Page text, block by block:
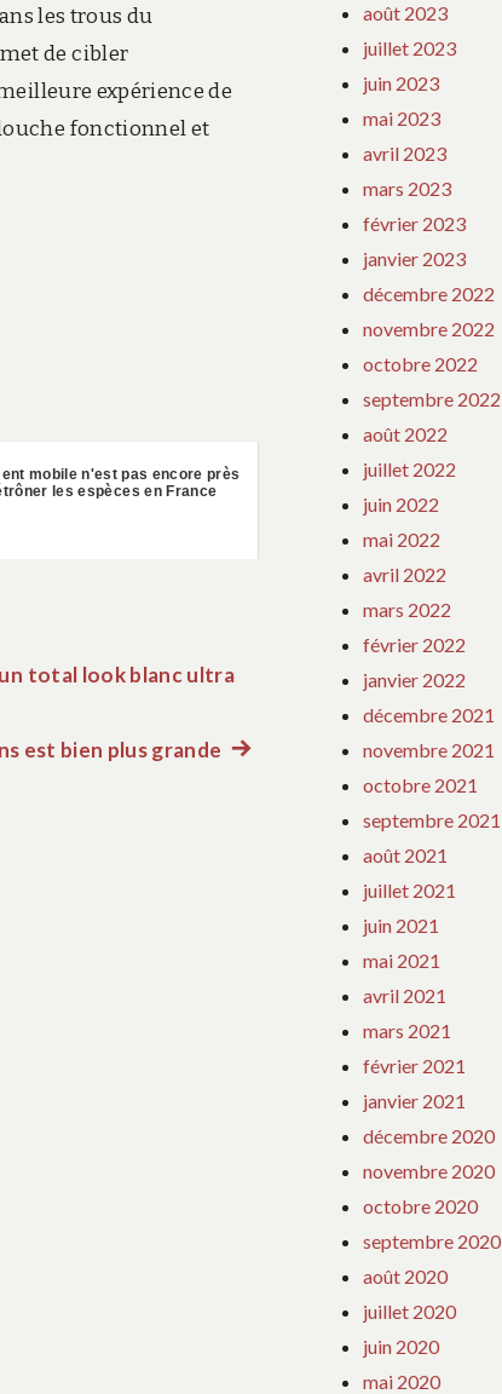
les trous du
de cibler
expérience de
fonctionnel et
mobile n'est pas encore près
les espèces en France
un total look blanc ultra
est bien plus grande Article
août 2023
juillet 2023
juin 2023
mai 2023
avril 2023
mars 2023
février 2023
janvier 2023
décembre 2022
novembre 2022
octobre 2022
septembre 2022
août 2022
juillet 2022
juin 2022
mai 2022
avril 2022
mars 2022
février 2022
janvier 2022
décembre 2021
novembre 2021
octobre 2021
septembre 2021
août 2021
juillet 2021
juin 2021
mai 2021
avril 2021
mars 2021
février 2021
janvier 2021
décembre 2020
novembre 2020
octobre 2020
septembre 2020
août 2020
juillet 2020
juin 2020
mai 2020